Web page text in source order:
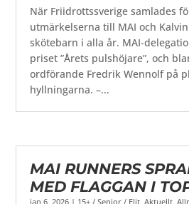
När Friidrottssverige samlades
utmärkelserna till MAI och
skötebarn i alla år. MAI-
priset ”Årets pulshöjare”, och
ordförande Fredrik Wennolf på
hyllningarna. –...
MAI RUNNERS
MED FLAGGAN I
jan 6, 2026 | 15+ / Senior / Elit ,Aktuellt ,